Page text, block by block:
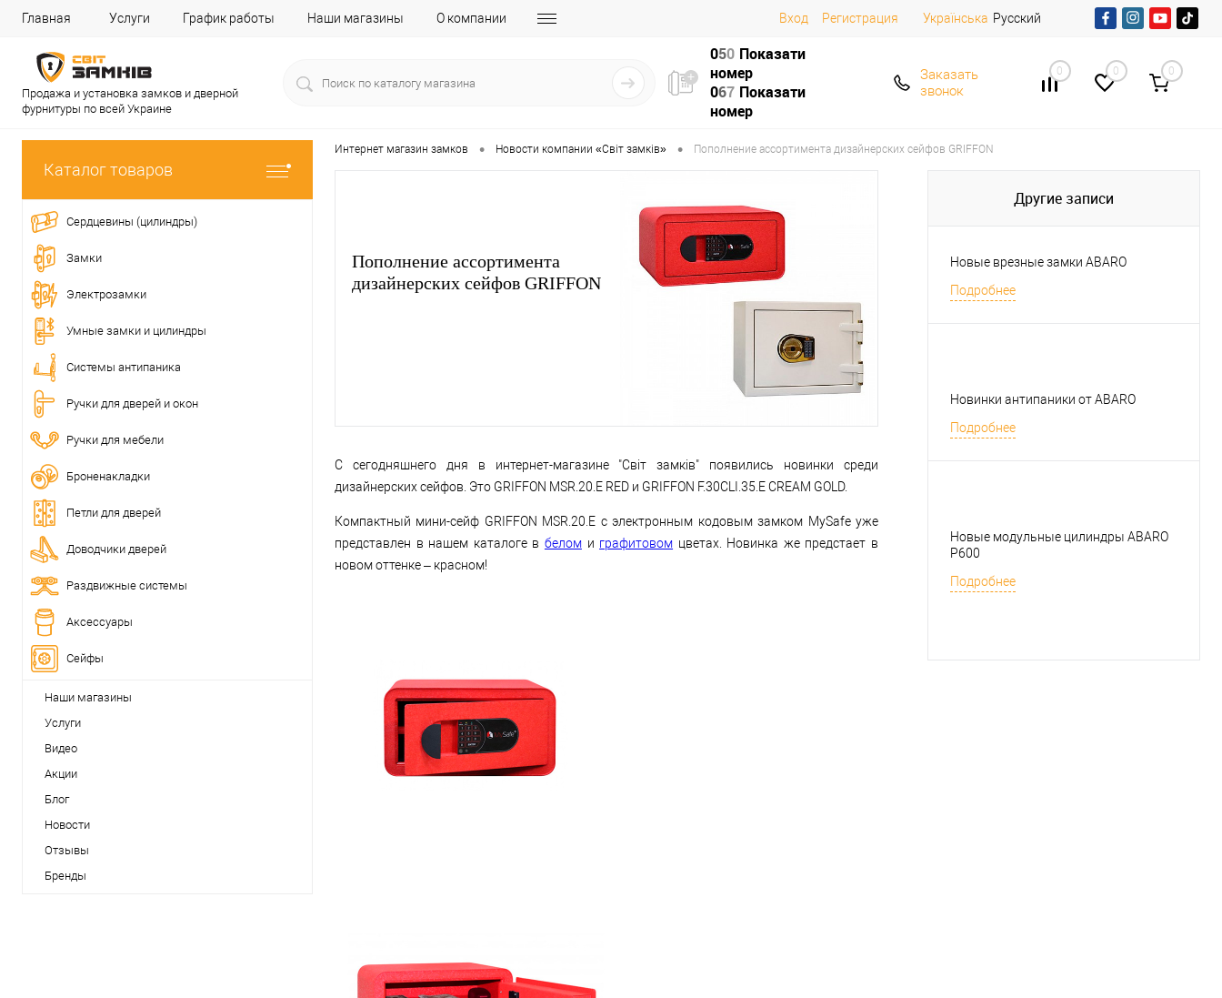
Главная Услуги График работы Наши магазины О компании Вход Регистрация Українська Русский
Продажа и установка замков и дверной
фурнитуры по всей Украине
050 Показати
номер
067 Показати
номер
Заказать
звонок
0 0 0
Каталог товаров
Сердцевины (цилиндры)
Замки
Электрозамки
Умные замки и цилиндры
Системы антипаника
Ручки для дверей и окон
Ручки для мебели
Броненакладки
Петли для дверей
Доводчики дверей
Раздвижные системы
Аксессуары
Сейфы
Наши магазины
Услуги
Видео
Акции
Блог
Новости
Отзывы
Бренды
Интернет магазин замков • Новости компании «Світ замків» • Пополнение ассортимента дизайнерских сейфов GRIFFON
Пополнение ассортимента
дизайнерских сейфов GRIFFON
С сегодняшнего дня в интернет-магазине "Світ замків" появились новинки среди
дизайнерских сейфов. Это GRIFFON MSR.20.E RED и GRIFFON F.30CLI.35.E CREAM GOLD.
Компактный мини-сейф GRIFFON MSR.20.Е с электронным кодовым замком MySafe уже
представлен в нашем каталоге в беломи графитовом цветах. Новинка же предстает в
новом оттенке – красном!
Другие записи
Новые врезные замки ABARO
Подробнее
Новинки антипаники от ABARO
Подробнее
Новые модульные цилиндры ABARO
P600
Подробнее